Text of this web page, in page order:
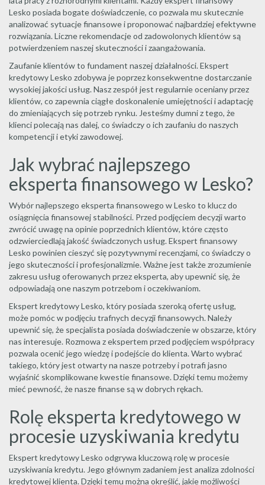
Lesko posiada bogate doświadczenie, co pozwala mu skutecznie
analizować sytuacje finansowe i proponować najbardziej efektywne
rozwiązania. Liczne rekomendacje od zadowolonych klientów są
potwierdzeniem naszej skuteczności i zaangażowania.
Zaufanie klientów to fundament naszej działalności. Ekspert
kredytowy Lesko zdobywa je poprzez konsekwentne dostarczanie
wysokiej jakości usług. Nasz zespół jest regularnie oceniany przez
klientów, co zapewnia ciągłe doskonalenie umiejętności i adaptację
do zmieniających się potrzeb rynku. Jesteśmy dumni z tego, że
klienci polecają nas dalej, co świadczy o ich zaufaniu do naszych
kompetencji i etyki zawodowej.
Jak wybrać najlepszego
eksperta finansowego w Lesko?
Wybór najlepszego eksperta finansowego w Lesko to klucz do
osiągnięcia finansowej stabilności. Przed podjęciem decyzji warto
zwrócić uwagę na opinie poprzednich klientów, które często
odzwierciedlają jakość świadczonych usług. Ekspert finansowy
Lesko powinien cieszyć się pozytywnymi recenzjami, co świadczy o
jego skuteczności i profesjonalizmie. Ważne jest także zrozumienie
zakresu usług oferowanych przez eksperta, aby upewnić się, że
odpowiadają one naszym potrzebom i oczekiwaniom.
Ekspert kredytowy Lesko, który posiada szeroką ofertę usług,
może pomóc w podjęciu trafnych decyzji finansowych. Należy
upewnić się, że specjalista posiada doświadczenie w obszarze, który
nas interesuje. Rozmowa z ekspertem przed podjęciem współpracy
pozwala ocenić jego wiedzę i podejście do klienta. Warto wybrać
takiego, który jest otwarty na nasze potrzeby i potrafi jasno
wyjaśnić skomplikowane kwestie finansowe. Dzięki temu możemy
mieć pewność, że nasze finanse są w dobrych rękach.
Rolę eksperta kredytowego w
procesie uzyskiwania kredytu
Ekspert kredytowy Lesko odgrywa kluczową rolę w procesie
uzyskiwania kredytu. Jego głównym zadaniem jest analiza zdolności
kredytowej klienta. Dzięki temu można określić, jakie możliwości